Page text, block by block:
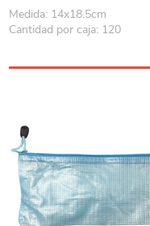
Medida: 14x18.5cm
Cantidad por caja: 120